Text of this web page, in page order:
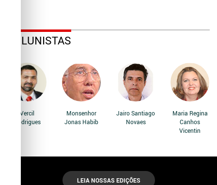
COLUNISTAS
Vercil
Rodrigues
Monsenhor
Jonas Habib
Jairo Santiago
Novaes
Maria Regina
Canhos
Vicentin
LEIA NOSSAS EDIÇÕES